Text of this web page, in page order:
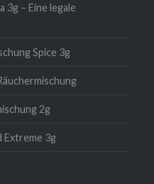
– Eine legale
Spice 3g
2g
Extreme 3g